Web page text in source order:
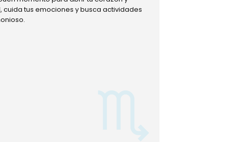
cuida tus emociones y busca actividades